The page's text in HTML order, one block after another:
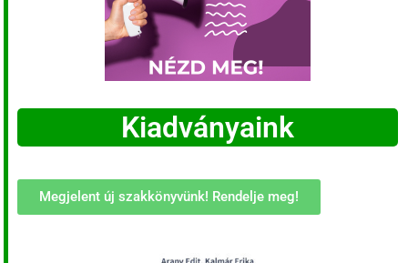
Kiadványaink
Megjelent új szakkönyvünk! Rendelje meg!